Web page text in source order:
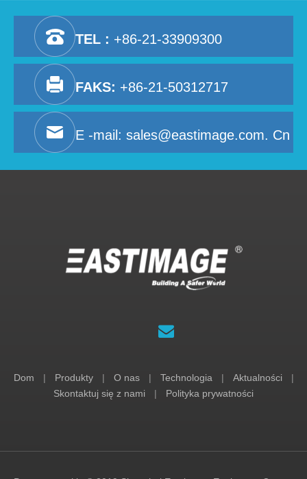
TEL : +86-21-33909300
FAKS: +86-21-50312717
E -mail: sales@eastimage.com. Cn
Dom | Produkty | O nas | Technologia | Aktualności
|
Skontaktuj się z nami
| Polityka prywatności